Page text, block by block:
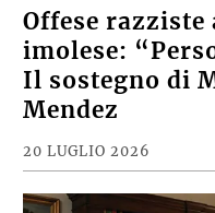
Offese
imolese:
Il sostegno di
Mendez
20 LUGLIO 2026